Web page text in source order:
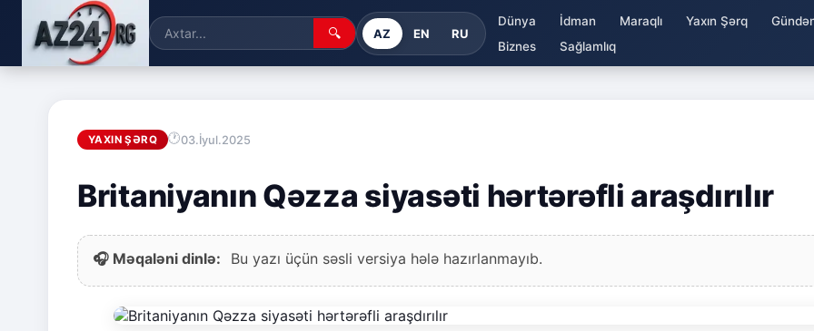
🔍 AZ EN RU
Dünya İdman Maraqlı Yaxın Şərq
Biznes
Sağlamlıq
YAXIN ŞƏRQ 03.İyul.2025
Britaniyanın Qəzza siyasəti hərtərəfli araşdırılır
🎧 Məqaləni dinlə: Bu yazı üçün səsli versiya hələ hazırlanmayıb.